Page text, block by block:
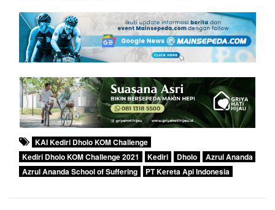
KAI Kediri Dholo KOM Challenge
Kediri Dholo KOM Challenge 2021
Kediri Dholo
Azrul Ananda
Azrul Ananda School of Suffering
PT Kereta Api Indonesia